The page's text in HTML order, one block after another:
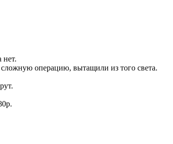
нет.
операцию, вытащили из того света.